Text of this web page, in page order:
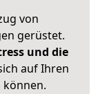
von
gerüstet.
und die
auf Ihren
können.